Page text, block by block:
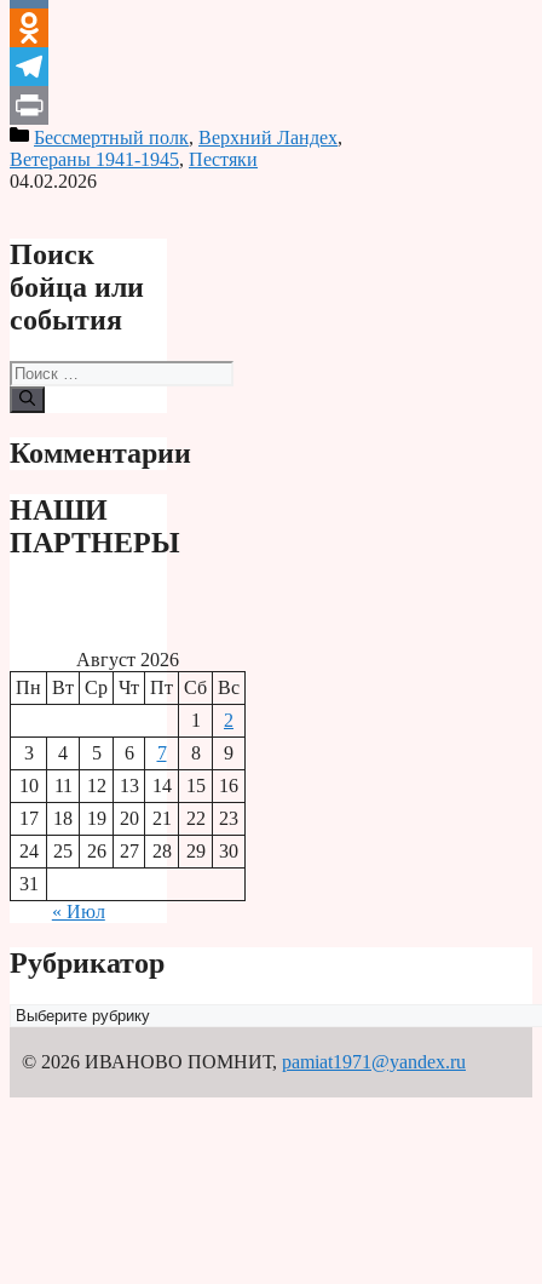
VK
Odnoklassniki
Telegram
PrintБессмертный полк, Верхний Ландех,
Ветераны 1941-1945, Пестяки
04.02.2026
Поиск
бойца или
события
Поиск:
Комментарии
НАШИ
ПАРТНЕРЫ
Август 2026
Пн Вт Ср Чт Пт Сб Вс
1
2
3
4 5 6 7 8
9
10
11 12 13 14 15
16
17
18 19 20 21 22
23
24
25 26 27 28 29
30
31
« Июл
Рубрикатор
Рубрикатор
© 2026 ИВАНОВО ПОМНИТ, pamiat1971@yandex.ru